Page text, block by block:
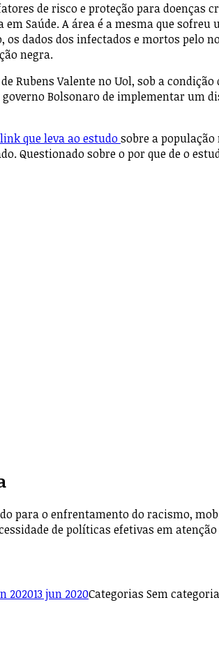
de risco e proteção para doenças
Saúde. A área é a mesma que
os dados dos infectados e mortos
negra.
Rubens Valente no Uol, sob a
Bolsonaro de implementar um
link que leva ao estudosobre a
Questionado sobre o por que de o
para o enfrentamento do racismo,
de políticas efetivas em
202013 jun 2020Categorias Sem categoria